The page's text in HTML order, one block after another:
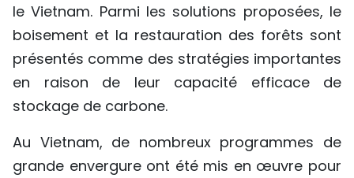
le Vietnam. Parmi les solutions proposées, le
boisement et la restauration des forêts sont
présentés comme des stratégies importantes
en raison de leur capacité efficace de
stockage de carbone.
Au Vietnam, de nombreux programmes de
grande envergure ont été mis en œuvre pour